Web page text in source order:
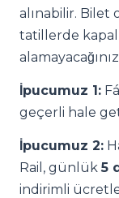
alınabilir. Bilet
tatillerde
İpucumuz 1:
geçerli hale
İpucumuz 2:
Rail, günlük5
indirimli